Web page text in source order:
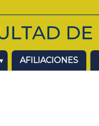
AFILIACIONES